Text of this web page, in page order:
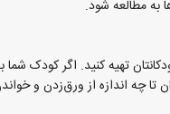
به مطالعه شود.
تهیه کنید. اگر کودک
تا چه اندازه از ورق‌زدن